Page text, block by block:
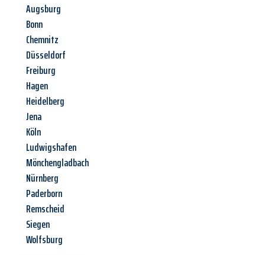
Augsburg
Bonn
Chemnitz
Düsseldorf
Freiburg
Hagen
Heidelberg
Jena
Köln
Ludwigshafen
Mönchengladbach
Nürnberg
Paderborn
Remscheid
Siegen
Wolfsburg